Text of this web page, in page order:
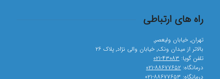
راه های ارتباطی
تهران٬ خیابان ولیعصر٬
بالاتر از میدان ونک٬ خیابان والی نژاد٬ پلاک ۲۶
تلفن گویا:۴۳۰۸۳-۰۲۱
درمانگاه:۸۸۶۷۷۶۵۲-۰۲۱
درمانگاه: ۸۸۶۷۷۶۵۳-۰۲۱